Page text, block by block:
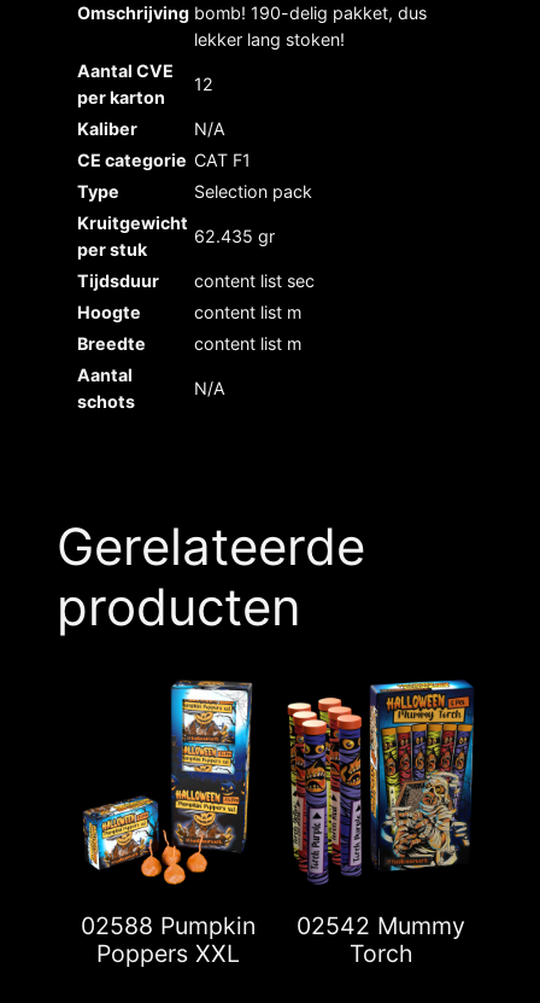
Omschrijving bomb! 190-delig pakket, dus
lekker lang stoken!
Aantal CVE
per karton
12
Kaliber
N/A
CE categorie CAT F1
Type
Selection pack
Kruitgewicht
per stuk
62.435 gr
Tijdsduur
content list sec
Hoogte
content list m
Breedte
content list m
Aantal
schots
N/A
Gerelateerde
producten
02588 Pumpkin
Poppers XXL
02542 Mummy
Torch